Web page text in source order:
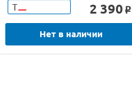
Т 2 390 o
Нет в наличии